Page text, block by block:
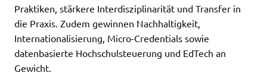
Praktiken, stärkere Interdisziplinarität und Transfer in
die Praxis. Zudem gewinnen Nachhaltigkeit,
Internationalisierung, Micro-Credentials sowie
datenbasierte Hochschulsteuerung und EdTech an
Gewicht.